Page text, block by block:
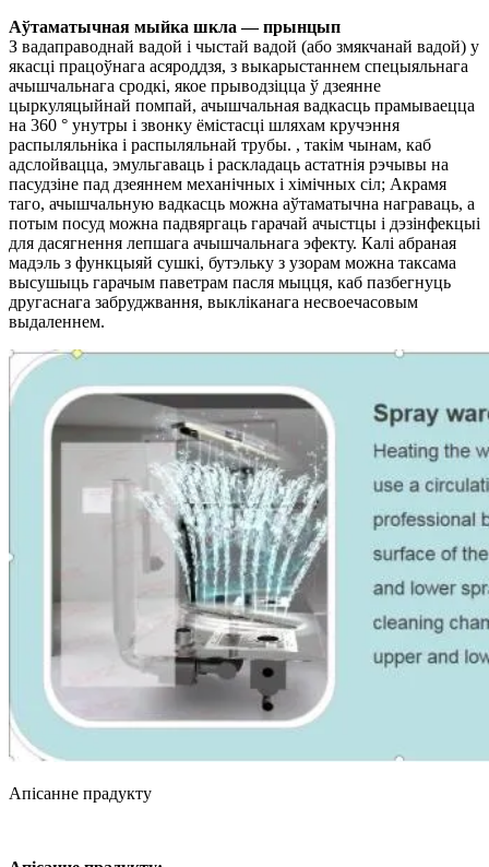
Аўтаматычная мыйка шкла — прынцып
З вадаправоднай вадой і чыстай вадой (або змякчанай вадой) у
якасці працоўнага асяроддзя, з выкарыстаннем спецыяльнага
ачышчальнага сродкі, якое прыводзіцца ў дзеянне
цыркуляцыйнай помпай, ачышчальная вадкасць прамываецца
на 360 ° унутры і звонку ёмістасці шляхам кручэння
распыляльніка і распыляльнай трубы. , такім чынам, каб
адслойвацца, эмульгаваць і раскладаць астатнія рэчывы на
пасудзіне пад дзеяннем механічных і хімічных сіл; Акрамя
таго, ачышчальную вадкасць можна аўтаматычна награваць, а
потым посуд можна падвяргаць гарачай ачыстцы і дэзінфекцыі
для дасягнення лепшага ачышчальнага эфекту. Калі абраная
мадэль з функцыяй сушкі, бутэльку з узорам можна таксама
высушыць гарачым паветрам пасля мыцця, каб пазбегнуць
другаснага забруджвання, выкліканага несвоечасовым
выдаленнем.
Апісанне прадукту